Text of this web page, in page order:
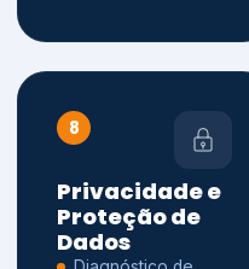
8
Privacidade e
Proteção de
Dados